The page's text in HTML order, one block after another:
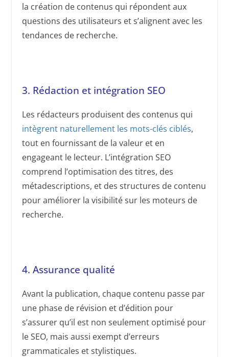
la création de contenus qui répondent aux
questions des utilisateurs et s’alignent avec les
tendances de recherche.
3. Rédaction et intégration SEO
Les rédacteurs produisent des contenus qui
intègrent naturellement les mots-clés ciblés,
tout en fournissant de la valeur et en
engageant le lecteur. L’intégration SEO
comprend l’optimisation des titres, des
métadescriptions, et des structures de contenu
pour améliorer la visibilité sur les moteurs de
recherche.
4. Assurance qualité
Avant la publication, chaque contenu passe par
une phase de révision et d’édition pour
s’assurer qu’il est non seulement optimisé pour
le SEO, mais aussi exempt d’erreurs
grammaticales et stylistiques.